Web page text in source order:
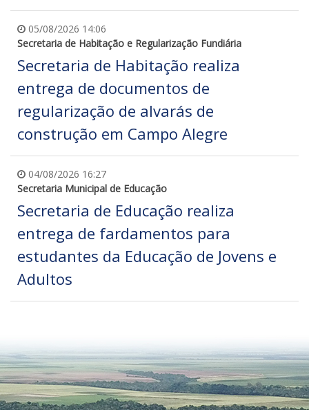
05/08/2026 14:06
Secretaria de Habitação e Regularização Fundiária
Secretaria de Habitação realiza
entrega de documentos de
regularização de alvarás de
construção em Campo Alegre
04/08/2026 16:27
Secretaria Municipal de Educação
Secretaria de Educação realiza
entrega de fardamentos para
estudantes da Educação de Jovens e
Adultos